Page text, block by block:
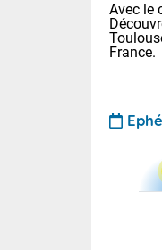
Avec le
France.